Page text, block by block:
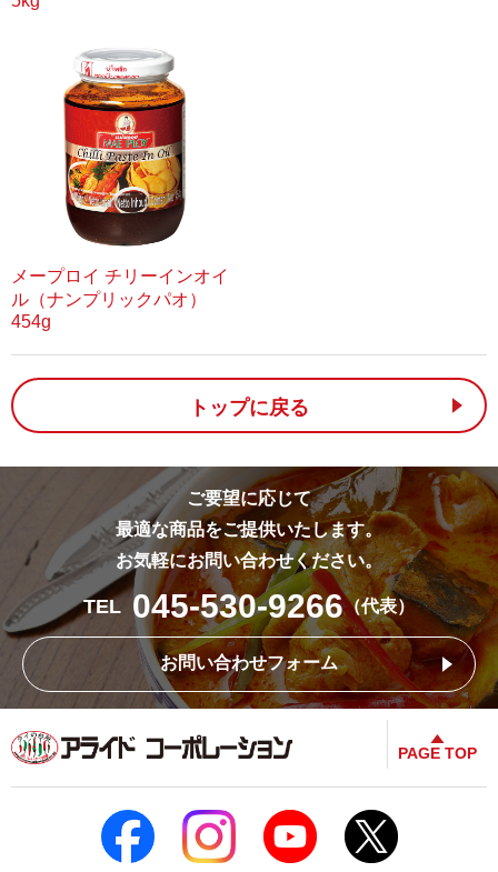
メープロイ チリーインオイ
ル（ナンプリックパオ）
454g
トップに戻る
ご要望に応じて
最適な商品をご提供いたします。
お気軽にお問い合わせください。
TEL 045-530-9266（代表）
お問い合わせフォーム
PAGE TOP